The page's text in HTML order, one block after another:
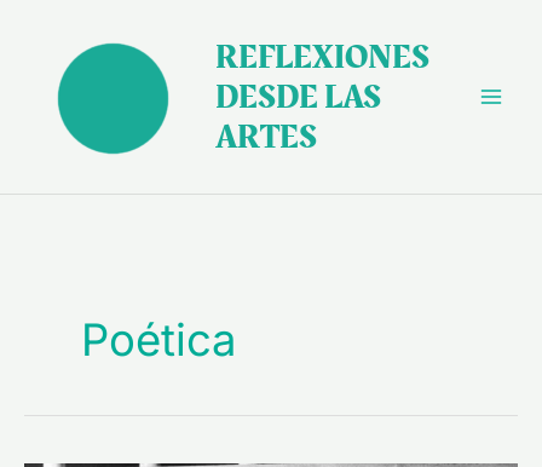
contenido
REFLEXIONES
DESDE LAS
ARTES
Poética